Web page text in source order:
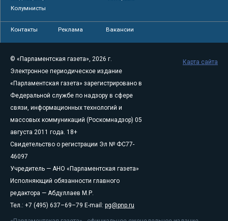
Колумнисты
Контакты Реклама Вакансии
© «Парламентская газета», 2026 г.
Электронное периодическое издание
«Парламентская газета» зарегистрировано в
Федеральной службе по надзору в сфере
связи, информационных технологий и
массовых коммуникаций (Роскомнадзор) 05
августа 2011 года. 18+
Свидетельство о регистрации Эл № ФС77-
46097
Учредитель — АНО «Парламентская газета»
Исполняющий обязанности главного
редактора — Абдуллаев М.Р.
Тел.: +7 (495) 637–69–79 E-mail: pg@pnp.ru
Карта сайта